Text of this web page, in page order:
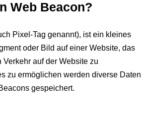
Web Beacon?
Pixel-Tag genannt), ist ein kleines
oder Bild auf einer Website, das
Verkehr auf der Website zu
zu ermöglichen werden diverse Daten
gespeichert.